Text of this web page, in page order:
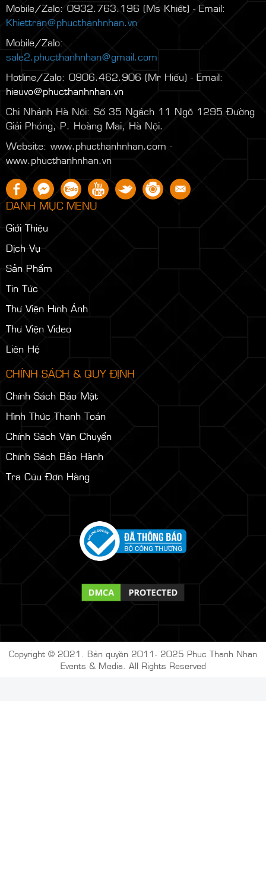
Mobile/Zalo: 0932.763.196 (Ms Khiết) - Email:
Khiettran@phucthanhnhan.vn
Mobile/Zalo:
0986.272.500
sale2.phucthanhnhan@gmail.com
Hotline/Zalo: 0906.462.906 (Mr Hiếu) - Email:
hieuvo@phucthanhnhan.vn
Chi Nhánh Hà Nội: Số 35 Ngách 11 Ngõ 1295 Đường
Giải Phóng, P. Hoàng Mai, Hà Nội.
Website: www.phucthanhnhan.com -
www.phucthanhnhan.vn
DANH MỤC MENU
Giới Thiệu
Dịch Vụ
Sản Phẩm
Tin Tức
Thư Viện Hình Ảnh
Thư Viện Video
Liên Hệ
CHÍNH SÁCH & QUY ĐỊNH
Chính Sách Bảo Mật
Hình Thức Thanh Toán
Chính Sách Vận Chuyển
Chính Sách Bảo Hành
Tra Cứu Đơn Hàng
Copyright © 2021. Bản quyền 2011- 2025 Phuc Thanh Nhan
Events & Media. All Rights Reserved